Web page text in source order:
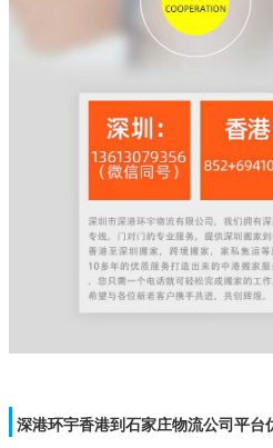
深港环宇香港到石家庄物流公司平台